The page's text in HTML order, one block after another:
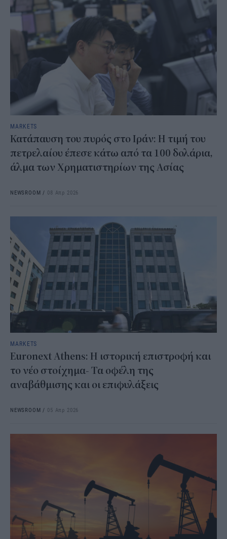
MARKETS
Κατάπαυση του πυρός στο Ιράν: Η τιμή του
πετρελαίου έπεσε κάτω από τα 100 δολάρια,
άλμα των Χρηματιστηρίων της Ασίας
NEWSROOM / 08 Απρ 2026
MARKETS
Euronext Athens: Η ιστορική επιστροφή και
το νέο στοίχημα- Τα οφέλη της
αναβάθμισης και οι επιφυλάξεις
NEWSROOM / 05 Απρ 2026